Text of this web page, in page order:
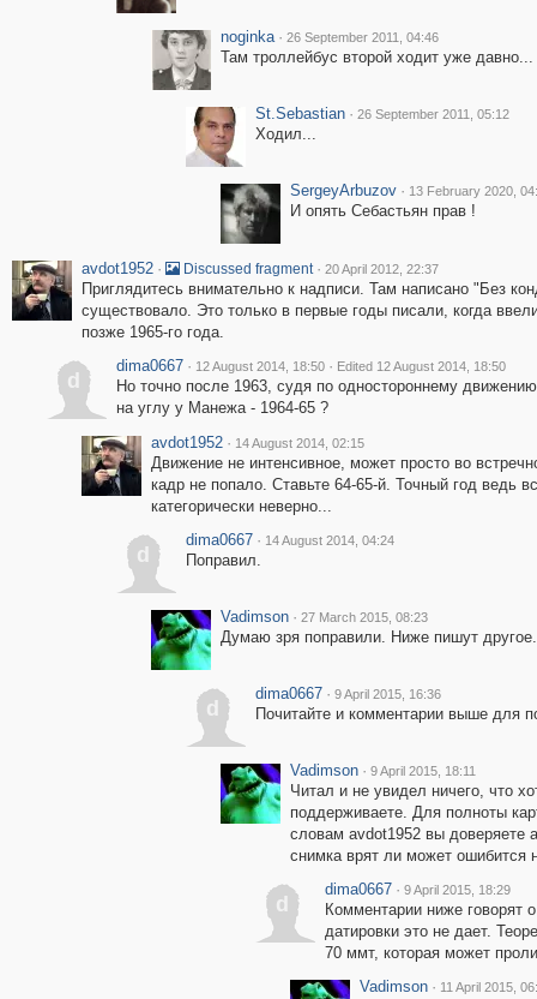
noginka · 26 September 2011, 04:46
Там троллейбус второй ходит уже давно...
St.Sebastian · 26 September 2011, 05:12
Ходил...
SergeyArbuzov · 13 February 2020,
И опять Себастьян прав !
avdot1952 · Discussed fragment · 20 April 2012, 22:37
Приглядитесь внимательно к надписи. Там написано "Без
существовало. Это только в первые годы писали, когда
позже 1965-го года.
d
dima0667 · 12 August 2014, 18:50 · Edited 12 August 2014, 18:50
Но точно после 1963, судя по одностороннему
на углу у Манежа - 1964-65 ?
avdot1952 · 14 August 2014, 02:15
Движение не интенсивное, может просто во
кадр не попало. Ставьте 64-65-й. Точный год ведь
категорически неверно...
d
dima0667 · 14 August 2014, 04:24
Поправил.
Vadimson · 27 March 2015, 08:23
Думаю зря поправили. Ниже пишут
d
dima0667 · 9 April 2015, 16:36
Почитайте и комментарии выше для
Vadimson · 9 April 2015, 18:11
Читал и не увидел ничего, что
поддерживаете. Для полноты
словам avdot1952 вы доверяете
снимка врят ли может ошибится
d
dima0667 · 9 April 2015, 18:29
Комментарии ниже говорят
датировки это не дает.
70 ммт, которая может
Vadimson · 11 April 2015,